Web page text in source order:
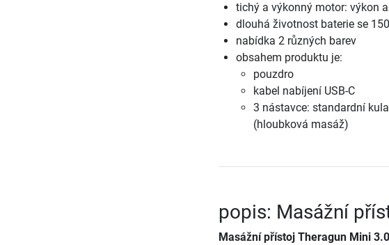
tichý a výkonný motor: výkon
dlouhá životnost baterie se
nabídka 2 různých barev
obsahem produktu je:
pouzdro
kabel nabíjení USB-C
3 nástavce: standardní
(hloubková masáž)
popis: Masážní
Masážní přístoj Theragun Mini 3.0